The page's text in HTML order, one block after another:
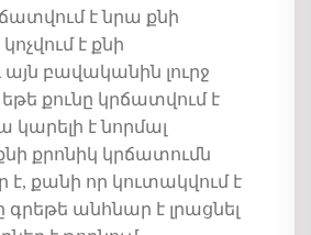
է նրա քնի
է քնի
բավականին լուրջ
քունը կրճատվում է
է նորմալ
քրոնիկ կրճատումն
քանի որ կուտակվում է
անհնար է լրացնել